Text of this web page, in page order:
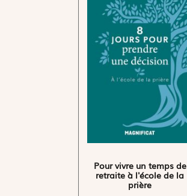
Pour vivre un temps de
retraite à l'école de la
prière